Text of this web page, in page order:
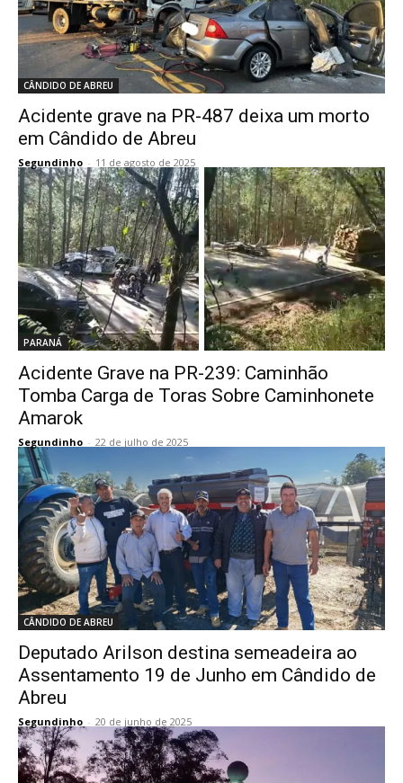
CÂNDIDO DE ABREU
Acidente grave na PR-487 deixa um morto
em Cândido de Abreu
Segundinho - 11 de agosto de 2025
PARANÁ
Acidente Grave na PR-239: Caminhão
Tomba Carga de Toras Sobre Caminhonete
Amarok
Segundinho - 22 de julho de 2025
CÂNDIDO DE ABREU
Deputado Arilson destina semeadeira ao
Assentamento 19 de Junho em Cândido de
Abreu
Segundinho - 20 de junho de 2025